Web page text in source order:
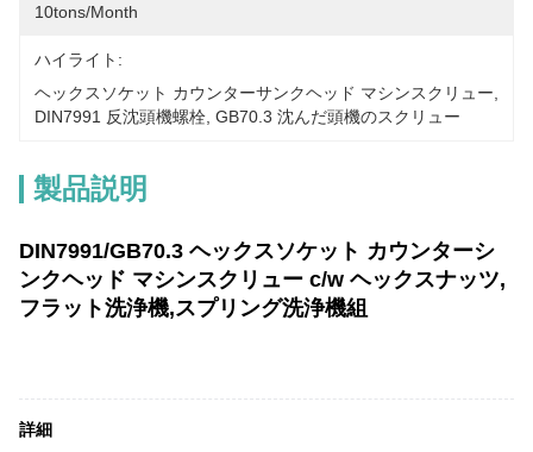
10tons/month
ハイライト:
ヘックスソケット カウンターサンクヘッド マシンスクリュー
DIN7991 反沈頭機螺栓 GB70.3 沈んだ頭機のスクリュー
製品説明
DIN7991/GB70.3 ヘックスソケット カウンターシ
ンクヘッド マシンスクリュー c/w ヘックスナッツ,
フラット洗浄機,スプリング洗浄機組
詳細